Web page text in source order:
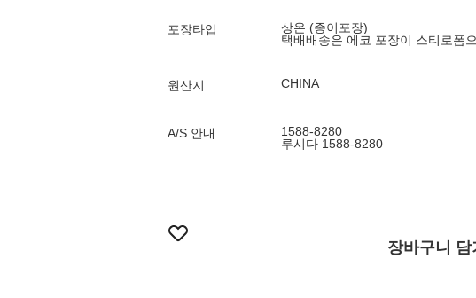
포장타입
상온 (종이포장)
택배배송은 에코 포장이 스티로폼
원산지 CHINA
A/S 안내
1588-8280
루시다 1588-8280
장바구니 담